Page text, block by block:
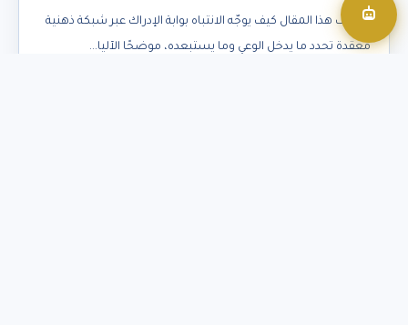
يكشف هذا المقال كيف يوجّه الانتباه بوابة الإدراك عبر شبكة ذهنية
معقدة تحدد ما يدخل الوعي وما يستبعده، موضحًا الآليا...